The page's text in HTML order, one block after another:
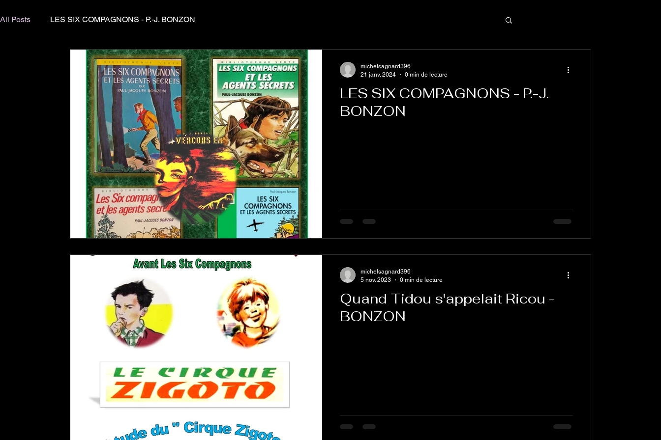
All Posts LES SIX COMPAGNONS - P.-J. BONZON
LES SIX COMPAGNONS - P.-J.
BONZON
michelsagnard396
21 janv. 2024
0 min de lecture
Quand Tidou s'appelait Ricou -
BONZON
michelsagnard396
5 nov. 2023
0 min de lecture